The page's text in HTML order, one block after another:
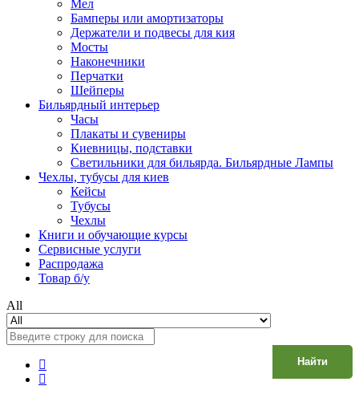
Мел
Бамперы или амортизаторы
Держатели и подвесы для кия
Мосты
Наконечники
Перчатки
Шейперы
Бильярдный интерьер
Часы
Плакаты и сувениры
Киевницы, подставки
Светильники для бильярда. Бильярдные Лампы
Чехлы, тубусы для киев
Кейсы
Тубусы
Чехлы
Книги и обучающие курсы
Сервисные услуги
Распродажа
Товар б/у
All
Найти